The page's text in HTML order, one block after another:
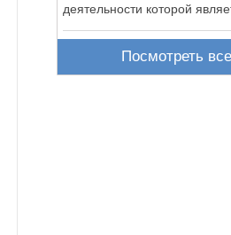
деятельности которой
Посмотреть все